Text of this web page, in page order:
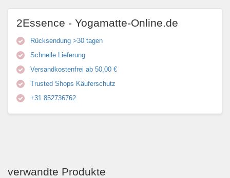
2Essence - Yogamatte-Online.de
Rücksendung >30 tagen
Schnelle Lieferung
Versandkostenfrei ab 50,00 €
Trusted Shops Käuferschutz
+31 852736762
verwandte Produkte